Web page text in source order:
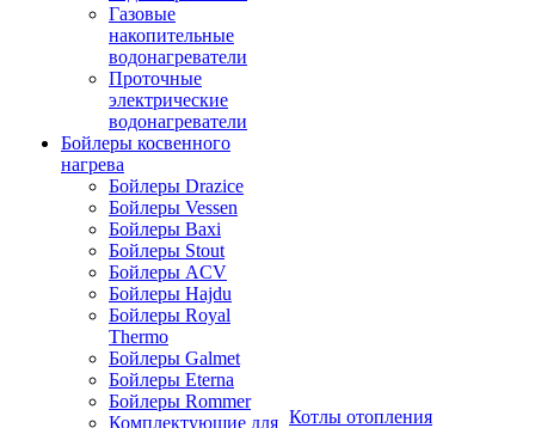
Газовые
накопительные
водонагреватели
Проточные
электрические
водонагреватели
Бойлеры косвенного
нагрева
Бойлеры Drazice
Бойлеры Vessen
Бойлеры Baxi
Бойлеры Stout
Бойлеры ACV
Бойлеры Hajdu
Бойлеры Royal
Thermo
Бойлеры Galmet
Бойлеры Eterna
Бойлеры Rommer
Комплектующие для Котлы отопления